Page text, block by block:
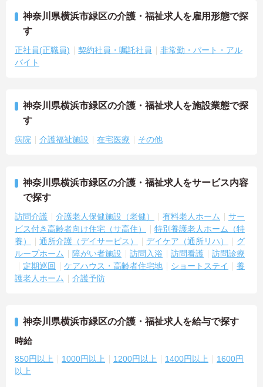
神奈川県横浜市緑区の介護・福祉求人を雇用形態で探
す
正社員(正職員) 契約社員・嘱託社員
非常勤・パート・アル
バイト
神奈川県横浜市緑区の介護・福祉求人を施設業態で探
す
病院 介護福祉施設 在宅医療 その他
神奈川県横浜市緑区の介護・福祉求人をサービス内容
で探す
訪問介護 介護老人保健施設（老健） 有料老人ホーム
サー
ビス付き高齢者向け住宅（サ高住）
特別養護老人ホーム（特
養）
通所介護（デイサービス） デイケア（通所リハ）
グ
ループホーム
障がい者施設 訪問入浴 訪問看護
訪問診療
定期巡回
ケアハウス・高齢者住宅地 ショートステイ
養
護老人ホーム
介護予防
神奈川県横浜市緑区の介護・福祉求人を給与で探す
時給
850円以上 1000円以上 1200円以上 1400円以上
1600円
以上